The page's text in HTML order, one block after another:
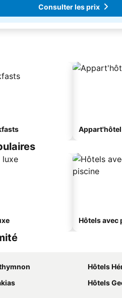
Consulter les prix
Appart'hôtel
Hôtels avec
Hôtels
Hôtels